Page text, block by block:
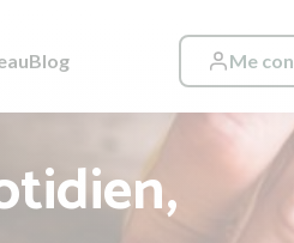
Blog Me